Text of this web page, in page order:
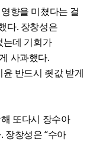
향을 미쳤다는 걸
다. 장창성은
는데 기회가
사과했다.
반드시 죗값 받게
또다시 장수아
장창성은 “수아